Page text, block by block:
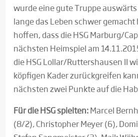
wurde eine gute Truppe
lange das Leben schwer gemacht
hoffen, dass die HSG Marburg/
nächsten Heimspiel am
die HSG Lollar/Ruttershausen II
köpfigen Kader zurückgreifen
nächsten zwei Punkte auf die
Für die HSG spielten:Marcel
(8/2), Christopher Meyer (6),